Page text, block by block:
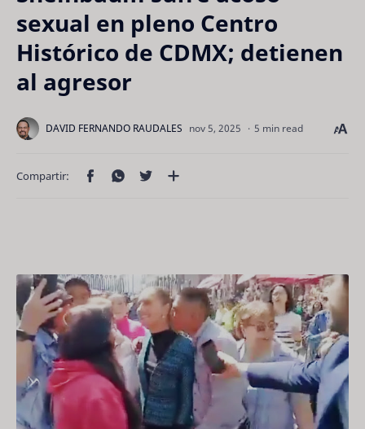
sexual en pleno Centro
Histórico de CDMX; detienen
al agresor
5 min read